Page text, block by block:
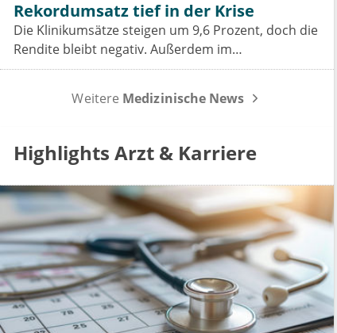
Rekordumsatz tief in der Krise
Die Klinikumsätze steigen um 9,6 Prozent, doch die
Rendite bleibt negativ. Außerdem im
Wochenrückblick: das Spargesetz im
und die GOÄ-Reform.
Weitere Medizinische News
Highlights Arzt & Karriere